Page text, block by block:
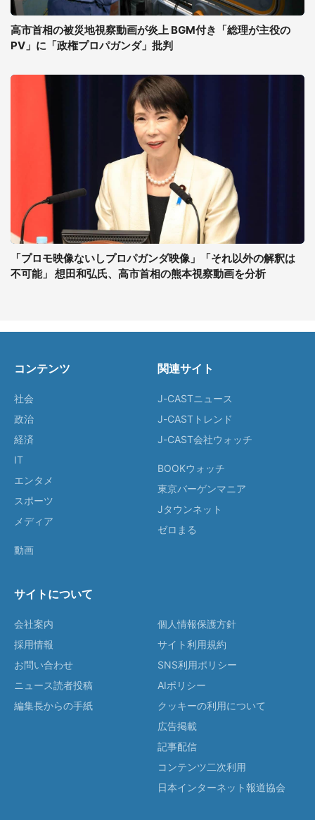
高市首相の被災地視察動画が炎上 BGM付き「総理が主役の
PV」に「政権プロパガンダ」批判
「プロモ映像ないしプロパガンダ映像」「それ以外の解釈は
不可能」 想田和弘氏、高市首相の熊本視察動画を分析
コンテンツ
社会
政治
経済
IT
エンタメ
スポーツ
メディア
動画
関連サイト
J-CASTニュース
J-CASTトレンド
J-CAST会社ウォッチ
BOOKウォッチ
東京バーゲンマニア
Jタウンネット
ゼロまる
サイトについて
会社案内
採用情報
お問い合わせ
ニュース読者投稿
編集長からの手紙
個人情報保護方針
サイト利用規約
SNS利用ポリシー
AIポリシー
クッキーの利用について
広告掲載
記事配信
コンテンツ二次利用
日本インターネット報道協会